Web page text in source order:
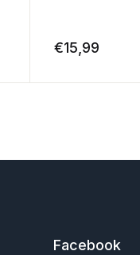
€15,99
Facebook